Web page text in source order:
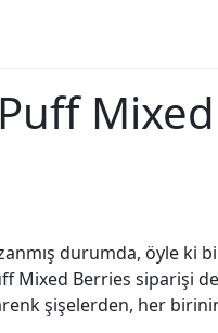
durumda, öyle ki
Mixed Berries siparişi
şişelerden, her